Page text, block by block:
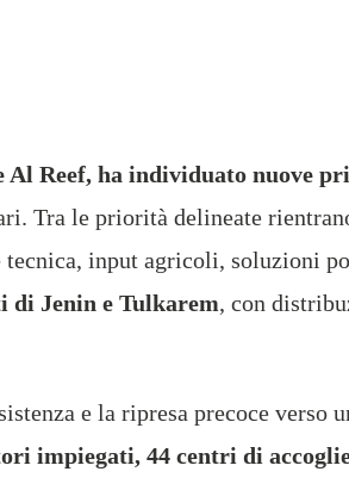
Al Reef, ha individuato nuove
Tra le priorità delineate
input agricoli, soluzioni
di Jenin e Tulkarem, con
e la ripresa precoce verso
impiegati, 44 centri di